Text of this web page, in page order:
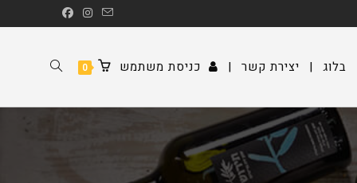
בלוג | יצירת קשר | כניסת משתמש 0
TOGGLE